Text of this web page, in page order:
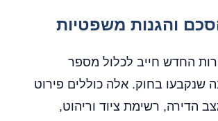
והגנות משפטיות
החדש חייב לכלול מספר
שנקבעו בחוק. אלה כוללים פירוט
הדירה, רשימת ציוד וריהוט,